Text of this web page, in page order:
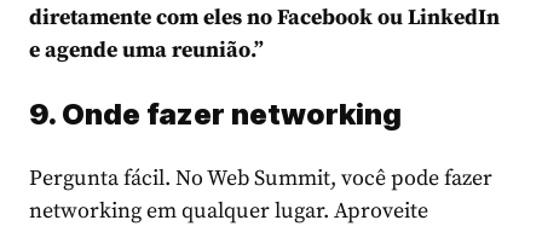
diretamente com eles no Facebook ou LinkedIn
e agende uma reunião.”
9. Onde fazer networking
Pergunta fácil. No Web Summit, você pode fazer
networking em qualquer lugar. Aproveite